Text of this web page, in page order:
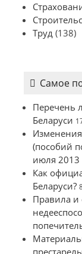
Труд (138)
Самое
Перечень
Беларуси
(пособий
июля 2013
Как
Беларуси?
Правила